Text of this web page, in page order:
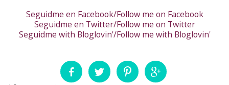
Seguidme en Facebook/Follow me on Facebook
Seguidme en Twitter/Follow me on Twitter
Seguidme with Bloglovin'/Follow me with Bloglovin'